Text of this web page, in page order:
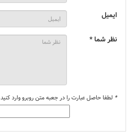
ایمیل
نظر شما *
* لطفا حاصل عبارت را در جعبه متن روبرو وارد کنید